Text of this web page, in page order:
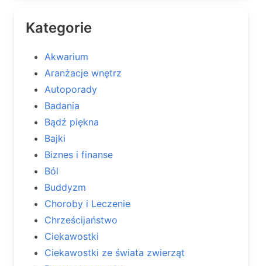
Kategorie
Akwarium
Aranżacje wnętrz
Autoporady
Badania
Bądź piękna
Bajki
Biznes i finanse
Ból
Buddyzm
Choroby i Leczenie
Chrześcijaństwo
Ciekawostki
Ciekawostki ze świata zwierząt